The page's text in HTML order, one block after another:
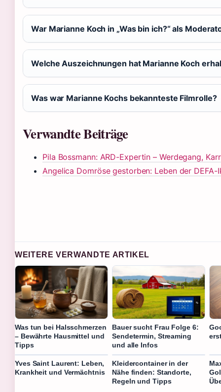
War Marianne Koch in „Was bin ich?“ als
Welche Auszeichnungen hat Marianne Koch
Was war Marianne Kochs bekannteste Filmrolle?
Verwandte Beiträge
Pila Bossmann: ARD-Expertin – Werdegang,
Angelica Domröse gestorben: Leben der DEFA-
WEITERE VERWANDTE ARTIKEL
Was tun bei Halsschmerzen
– Bewährte Hausmittel und
Tipps
Bauer sucht Frau Folge 6:
Sendetermin, Streaming
und alle Infos
Yves Saint Laurent: Leben,
Krankheit und Vermächtnis
Kleidercontainer in der
Nähe finden: Standorte,
Regeln und Tipps